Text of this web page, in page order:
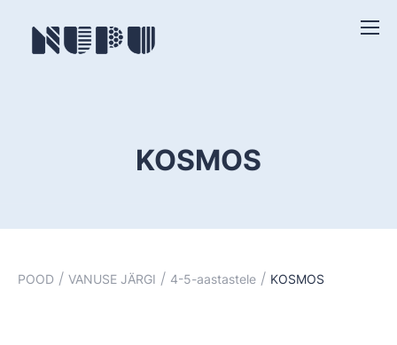
KOSMOS
POOD / VANUSE JÄRGI / 4-5-aastastele / KOSMOS